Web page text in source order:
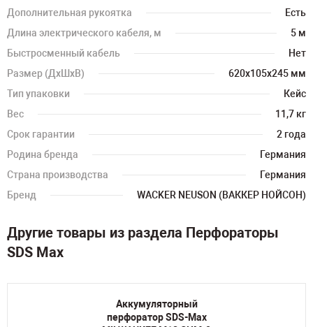
Дополнительная рукоятка
Есть
Длина электрического кабеля, м
5 м
Быстросменный кабель
Нет
Размер (ДхШхВ)
620х105х245 мм
Тип упаковки
Кейс
Вес
11,7 кг
Срок гарантии
2 года
Родина бренда
Германия
Страна производства
Германия
Бренд
WACKER NEUSON (ВАККЕР НОЙСОН)
Другие товары из раздела Перфораторы
SDS Max
Аккумуляторный
перфоратор SDS-Max